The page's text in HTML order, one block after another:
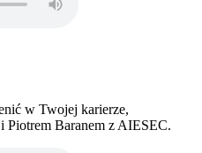
w Twojej karierze,
Piotrem Baranem z AIESEC.